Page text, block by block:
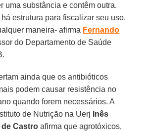
uma substância e contêm outra.
estrutura para fiscalizar seu uso,
maneira- afirma Fernando
do Departamento de Saúde
ainda que os antibióticos
podem causar resistência no
quando forem necessários. A
de Nutrição na Uerj Inês
Castro afirma que agrotóxicos,